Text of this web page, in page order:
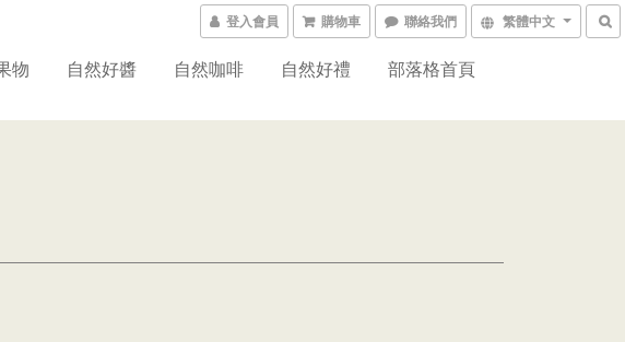
登入會員 購物車 聯絡我們 繁體中文
物 自然好醬 自然咖啡 自然好禮 部落格首頁